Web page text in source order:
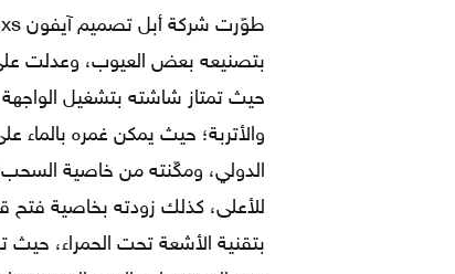
بتصنيعه بعض العيوب، وعدلت
حيث تمتاز شاشته بتشغيل الواجهة
الدولي، ومكّنته من خاصية
للأعلى، كذلك زودته بخاصية
بتقنية الأشعة تحت الحمراء،